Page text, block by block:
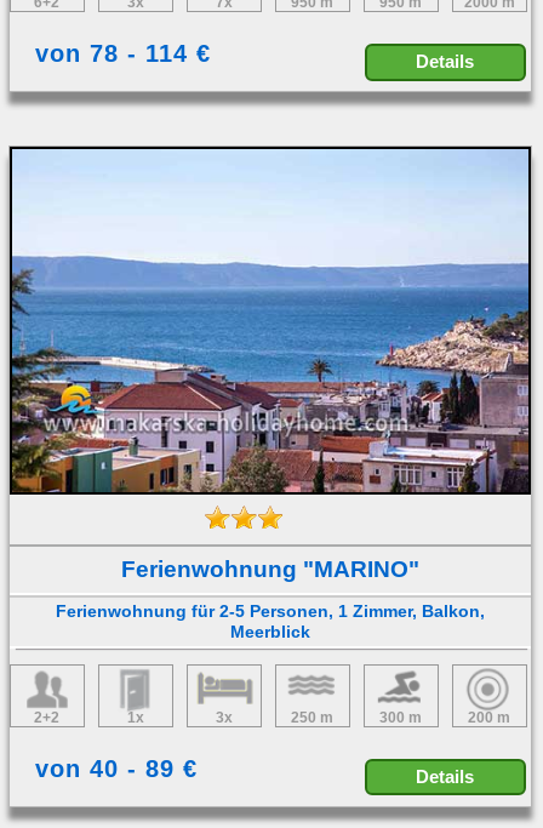
von 78 - 114 € Details
Ferienwohnung "MARINO"
Ferienwohnung für 2-5 Personen, 1 Zimmer, Balkon,
Meerblick
2+2 1x 3x 250 m 300 m 200 m
von 40 - 89 € Details